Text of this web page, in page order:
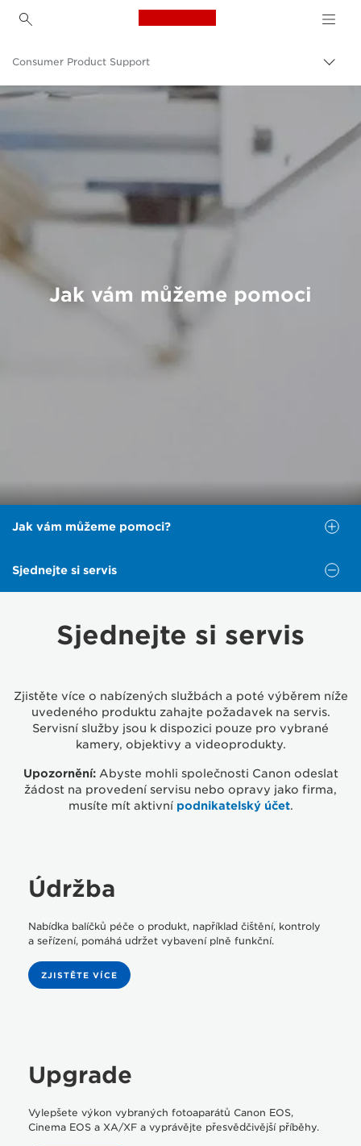
Canon Logo, back to
Canon
Consumer Product Support
Jak vám můžeme pomoci
Jak vám můžeme pomoci?
Jak vám můžeme
pomoci?
OBRAŤTE SE NA NÁS
SJEDNAT OPRAVU
CHYBOVÉ KÓDY TISKÁREN
ZKONTROLOVAT STAV POŽADAVKU
Sjednejte si servis
Sjednejte si servis
Zjistěte více o nabízených službách a poté výběrem níže
uvedeného produktu zahajte požadavek na servis.
Servisní služby jsou k dispozici pouze pro vybrané
kamery, objektivy a videoprodukty.
Upozornění:Abyste mohli společnosti Canon odeslat
žádost na provedení servisu nebo opravy jako firma,
musíte mít aktivní podnikatelský účet.
Údržba
Nabídka balíčků péče o produkt, například čištění, kontroly
a seřízení, pomáhá udržet vybavení plně funkční.
ZJISTĚTE VÍCE
Upgrade
Vylepšete výkon vybraných fotoaparátů Canon EOS,
Cinema EOS a XA/XF a vyprávějte přesvědčivější příběhy.